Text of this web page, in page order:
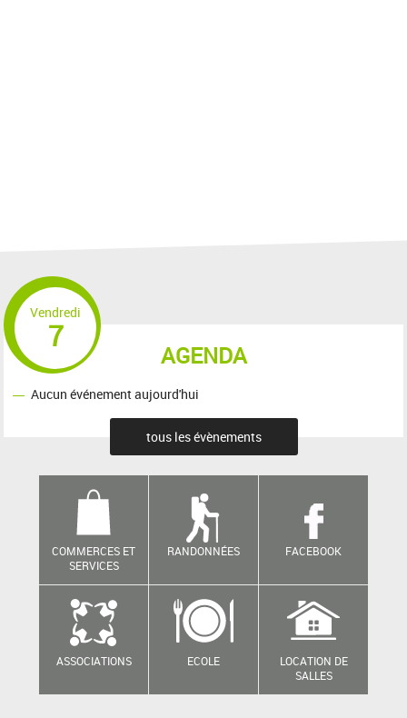
AGENDA
Vendredi
7
Aucun événement aujourd'hui
tous les évènements
COMMERCES ET
SERVICES
RANDONNÉES FACEBOOK
ASSOCIATIONS ECOLE
LOCATION DE
SALLES